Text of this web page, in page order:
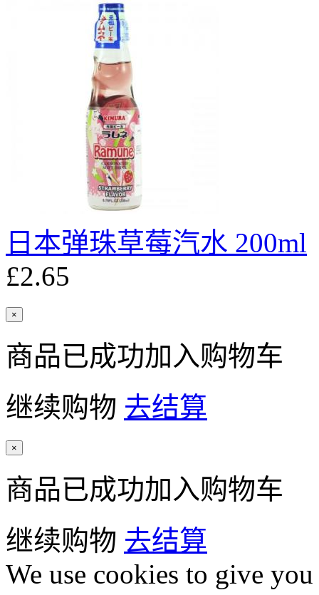
日本弹珠草莓汽水 200ml
£2.65
×
商品已成功加入购物车
继续购物 去结算
×
商品已成功加入购物车
继续购物 去结算
We use cookies to give